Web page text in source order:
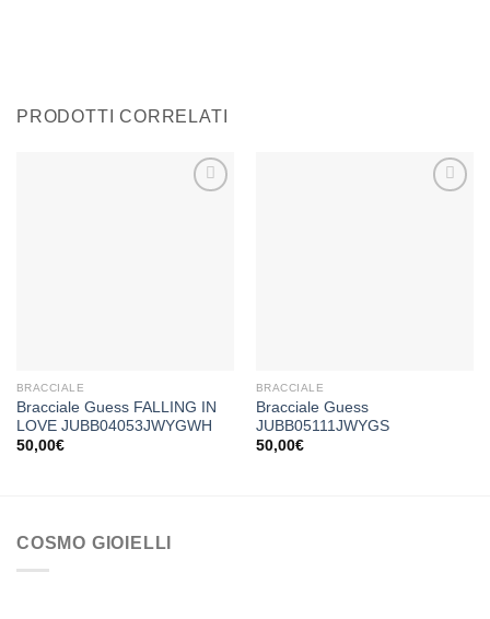
PRODOTTI CORRELATI
BRACCIALE
Bracciale Guess FALLING IN
LOVE JUBB04053JWYGWH
50,00€
BRACCIALE
Bracciale Guess
JUBB05111JWYGS
50,00€
COSMO GIOIELLI